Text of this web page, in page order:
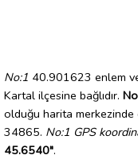
No:1 40.901623 enlem
Kartal ilçesine bağlıdır.
olduğu harita
34865. No:1 GPS
45.6540".